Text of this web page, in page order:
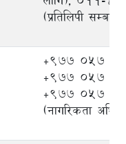
(प्रतिलिपी
+977 057
+977 057
+977 057
(नागरिकता